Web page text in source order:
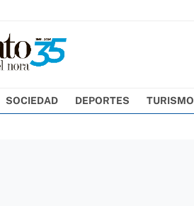
SOCIEDAD DEPORTES TURISMO